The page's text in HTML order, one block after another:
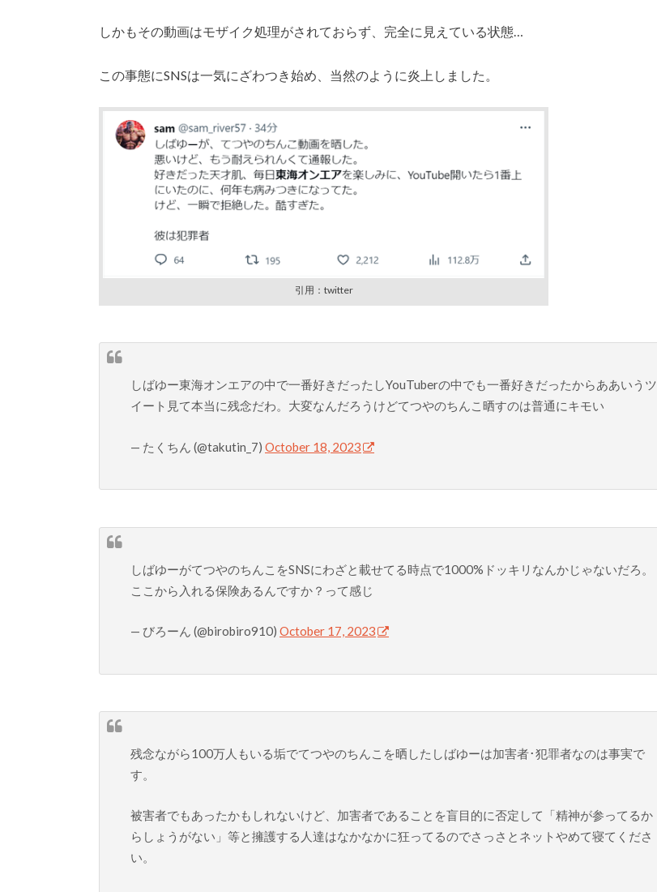
しかもその動画はモザイク処理がされておらず、完全に見えている状態…
この事態にSNSは一気にざわつき始め、当然のように炎上しました。
引用：twitter
しばゆー東海オンエアの中で一番好きだったしYouTuberの中でも一番好きだったからああいうツ
イート見て本当に残念だわ。大変なんだろうけどてつやのちんこ晒すのは普通にキモい
— たくちん (@takutin_7) October 18, 2023
しばゆーがてつやのちんこをSNSにわざと載せてる時点で1000%ドッキリなんかじゃないだろ。
ここから入れる保険あるんですか？って感じ
— びろーん (@birobiro910) October 17, 2023
残念ながら100万人もいる垢でてつやのちんこを晒したしばゆーは加害者･犯罪者なのは事実で
す。
被害者でもあったかもしれないけど、加害者であることを盲目的に否定して「精神が参ってるか
らしょうがない」等と擁護する人達はなかなかに狂ってるのでさっさとネットやめて寝てくださ
い。